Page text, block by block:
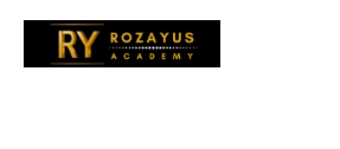
SkipSearch